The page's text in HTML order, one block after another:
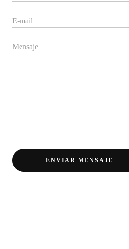
E-mail
Mensaje
ENVIAR MENSAJE